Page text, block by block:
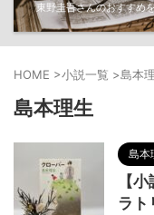
東野圭吾さんのおすすめ
HOME >小説一覧 >島本
島本理生
島本
【
ラト